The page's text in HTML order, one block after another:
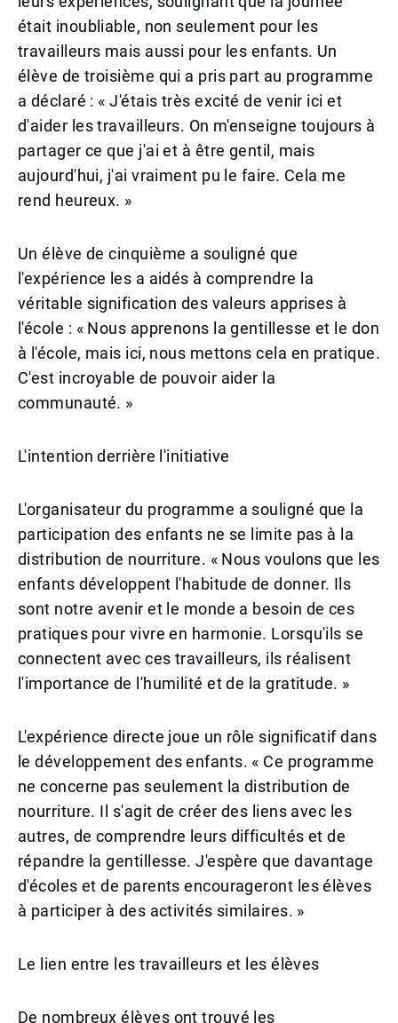
était inoubliable, non seulement pour les
travailleurs mais aussi pour les enfants. Un
élève de troisième qui a pris part au programme
a déclaré : « J'étais très excité de venir ici et
d'aider les travailleurs. On m'enseigne toujours à
partager ce que j'ai et à être gentil, mais
aujourd'hui, j'ai vraiment pu le faire. Cela me
rend heureux. »
Un élève de cinquième a souligné que
l'expérience les a aidés à comprendre la
véritable signification des valeurs apprises à
l'école : « Nous apprenons la gentillesse et le don
à l'école, mais ici, nous mettons cela en pratique.
C'est incroyable de pouvoir aider la
communauté. »
L'intention derrière l'initiative
L'organisateur du programme a souligné que la
participation des enfants ne se limite pas à la
distribution de nourriture. « Nous voulons que les
enfants développent l'habitude de donner. Ils
sont notre avenir et le monde a besoin de ces
pratiques pour vivre en harmonie. Lorsqu'ils se
connectent avec ces travailleurs, ils réalisent
l'importance de l'humilité et de la gratitude. »
L'expérience directe joue un rôle significatif dans
le développement des enfants. « Ce programme
ne concerne pas seulement la distribution de
nourriture. Il s'agit de créer des liens avec les
autres, de comprendre leurs difficultés et de
répandre la gentillesse. J'espère que davantage
d'écoles et de parents encourageront les élèves
à participer à des activités similaires. »
Le lien entre les travailleurs et les élèves
De nombreux élèves ont trouvé les